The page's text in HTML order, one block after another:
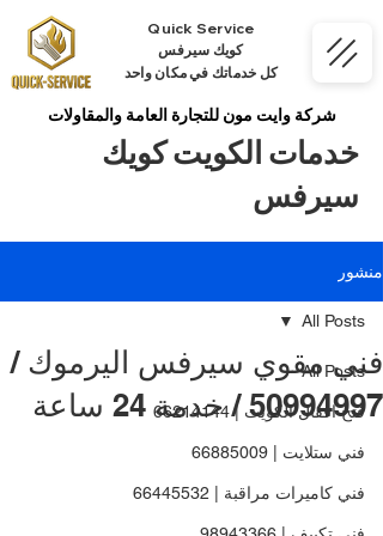
Quick Service
كويك سيرفس
كل خدماتك في مكان واحد
شركة وايت مون للتجارة العامة والمقاولات
خدمات الكويت كويك
سيرفس
منشور
All Posts
فتح اقفال الكويت | 66214144
فني ستلايت | 66885009
فني كاميرات مراقبة | 66445532
All Posts
فني مقوي سيرفس اليرموك /
50994997 / خدمة 24 ساعة